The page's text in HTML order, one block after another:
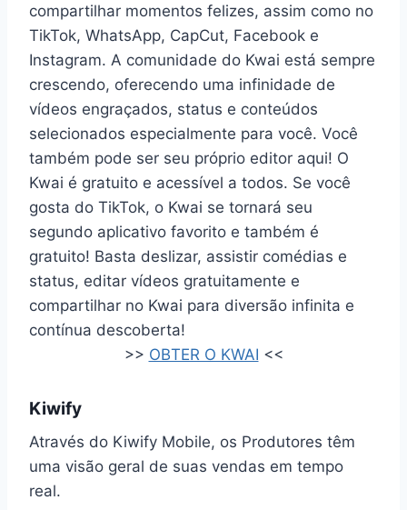
compartilhar momentos felizes, assim como no
TikTok, WhatsApp, CapCut, Facebook e
Instagram. A comunidade do Kwai está sempre
crescendo, oferecendo uma infinidade de
vídeos engraçados, status e conteúdos
selecionados especialmente para você. Você
também pode ser seu próprio editor aqui! O
Kwai é gratuito e acessível a todos. Se você
gosta do TikTok, o Kwai se tornará seu
segundo aplicativo favorito e também é
gratuito! Basta deslizar, assistir comédias e
status, editar vídeos gratuitamente e
compartilhar no Kwai para diversão infinita e
contínua descoberta!
>> OBTER O KWAI <<
Kiwify
Através do Kiwify Mobile, os Produtores têm
uma visão geral de suas vendas em tempo
real.